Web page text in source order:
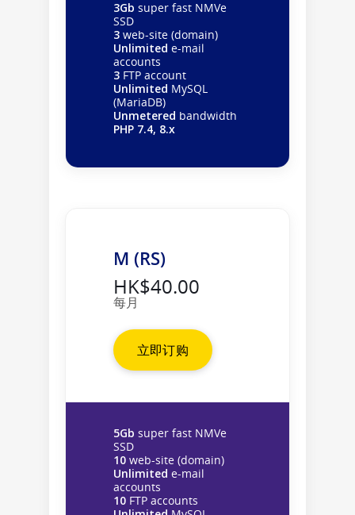
3Gb super fast NMVe
SSD
3web-site (domain)
Unlimited e-mail
accounts
3FTP account
Unlimited MySQL
(MariaDB)
Unmetered bandwidth
PHP 7.4, 8.x
M (RS)
HK$40.00
每月
立即订购
5Gb super fast NMVe
SSD
10web-site (domain)
Unlimited e-mail
accounts
10FTP accounts